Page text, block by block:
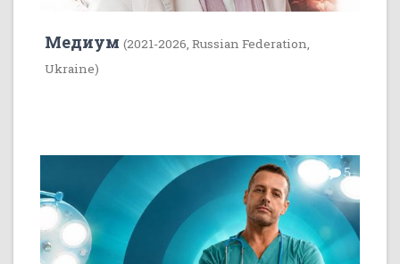
Медиум (2021-2026, Russian Federation,
Ukraine)
7 5